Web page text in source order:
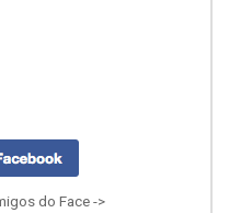
do Face ->